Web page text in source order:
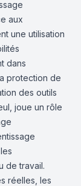
aux
une utilisation
dans
protection de
des outils
joue un rôle
de travail.
réelles, les